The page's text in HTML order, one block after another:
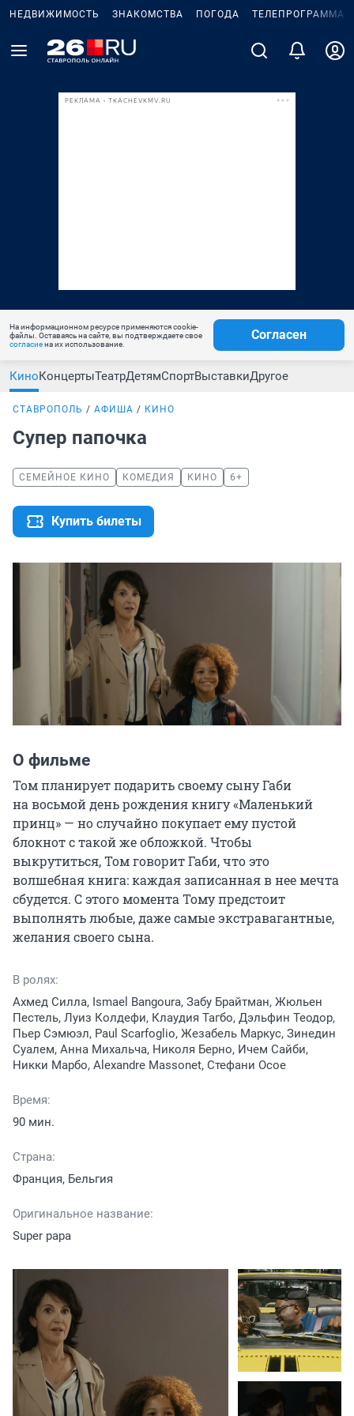
НЕДВИЖИМОСТЬ ЗНАКОМСТВА ПОГОДА ТЕЛЕПРОГРАММА
РЕКЛАМА • TKACHEVKMV.RU
На информационном ресурсе применяются cookie-
файлы. Оставаясь на сайте, вы подтверждаете свое
согласиена их использование.
Согласен
КиноКонцертыТеатрДетямСпортВыставкиДругое
СТАВРОПОЛЬ АФИША КИНО
Супер папочка
СЕМЕЙНОЕ КИНО КОМЕДИЯ КИНО 6+
Купить билеты
О фильме
Том планирует подарить своему сыну Габи
на восьмой день рождения книгу «Маленький
принц» — но случайно покупает ему пустой
блокнот с такой же обложкой. Чтобы
выкрутиться, Том говорит Габи, что это
волшебная книга: каждая записанная в нее мечта
сбудется. С этого момента Тому предстоит
выполнять любые, даже самые экстравагантные,
желания своего сына.
В ролях:
Ахмед Силла, Ismael Bangoura, Забу Брайтман, Жюльен
Пестель, Луиз Колдефи, Клаудия Тагбо, Дэльфин Теодор,
Пьер Сэмюэл, Paul Scarfoglio, Жезабель Маркус, Зинедин
Суалем, Анна Михальча, Николя Берно, Ичем Сайби,
Никки Марбо, Alexandre Massonet, Стефани Осое
Время:
90 мин.
Страна:
Франция, Бельгия
Оригинальное название:
Super papa